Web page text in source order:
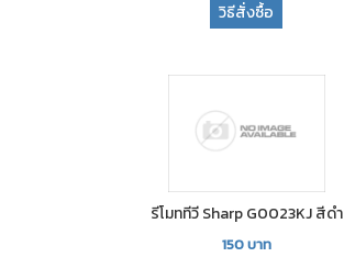
วิธีสั่งซื้อ
รีโมททีวี Sharp G0023KJ สีดำ
150บาท